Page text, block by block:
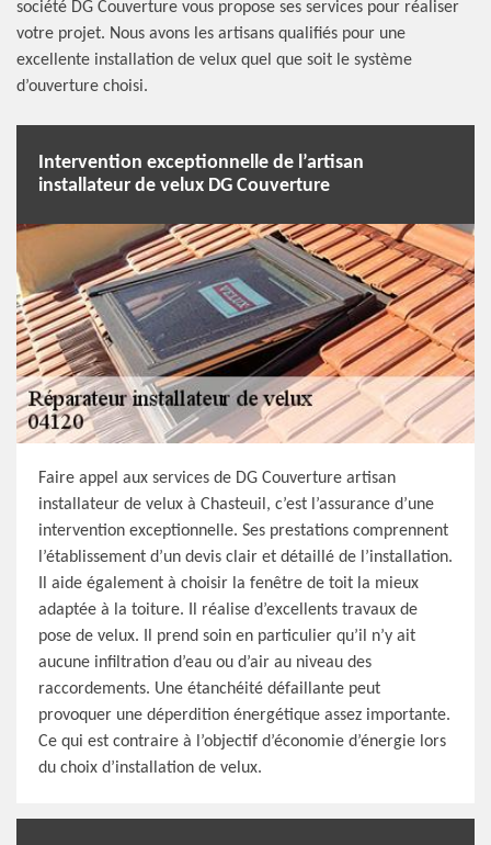
société DG Couverture vous propose ses services pour réaliser
votre projet. Nous avons les artisans qualifiés pour une
excellente installation de velux quel que soit le système
d’ouverture choisi.
Intervention exceptionnelle de l’artisan
installateur de velux DG Couverture
Faire appel aux services de DG Couverture artisan
installateur de velux à Chasteuil, c’est l’assurance d’une
intervention exceptionnelle. Ses prestations comprennent
l’établissement d’un devis clair et détaillé de l’installation.
Il aide également à choisir la fenêtre de toit la mieux
adaptée à la toiture. Il réalise d’excellents travaux de
pose de velux. Il prend soin en particulier qu’il n’y ait
aucune infiltration d’eau ou d’air au niveau des
raccordements. Une étanchéité défaillante peut
provoquer une déperdition énergétique assez importante.
Ce qui est contraire à l’objectif d’économie d’énergie lors
du choix d’installation de velux.